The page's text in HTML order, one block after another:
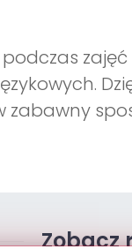
zabawny
Zobacz